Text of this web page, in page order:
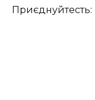
Приєднуйтесть: